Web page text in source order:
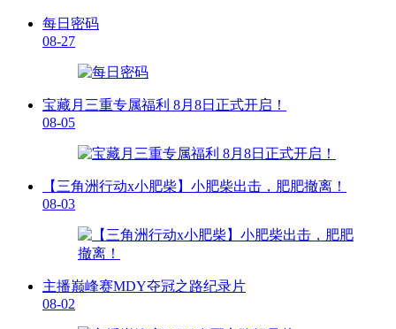
每日密码
08-27
宝藏月三重专属福利 8月8日正式开启！
08-05
【三角洲行动x小肥柴】小肥柴出击，肥肥撤离！
08-03
主播巅峰赛MDY夺冠之路纪录片
08-02